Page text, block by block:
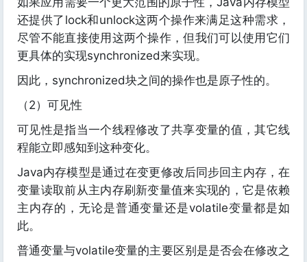
还提供了lock和unlock这两个操作来满足这种需求，
尽管不能直接使用这两个操作，但我们可以使用它们
更具体的实现synchronized来实现。
因此，synchronized块之间的操作也是原子性的。
（2）可见性
可见性是指当一个线程修改了共享变量的值，其它线
程能立即感知到这种变化。
Java内存模型是通过在变更修改后同步回主内存，在
变量读取前从主内存刷新变量值来实现的，它是依赖
主内存的，无论是普通变量还是volatile变量都是如
此。
普通变量与volatile变量的主要区别是是否会在修改之